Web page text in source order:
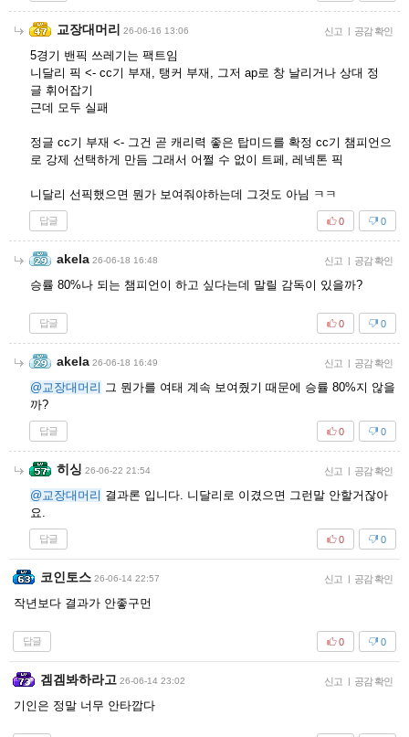
교장대머리 26-06-16 13:06 신고 | 공감 확인
5경기 밴픽 쓰레기는 팩트임
니달리 픽 <- cc기 부재, 탱커 부재, 그저 ap로 창 날리거나 상대 정
글 휘어잡기
근데 모두 실패
정글 cc기 부재 <- 그건 곧 캐리력 좋은 탑미드를 확정 cc기 챔피언으
로 강제 선택하게 만듬 그래서 어쩔 수 없이 트페, 레넥톤 픽
니달리 선픽했으면 뭔가 보여줘야하는데 그것도 아님 ㅋㅋ
답글 0
0
akela 26-06-18 16:48 신고 | 공감 확인
승률 80%나 되는 챔피언이 하고 싶다는데 말릴 감독이 있을까?
답글 0
0
akela 26-06-18 16:49 신고 | 공감 확인
@교장대머리 그 뭔가를 여태 계속 보여줬기 때문에 승률 80%지 않을
까?
답글 0
0
히싱 26-06-22 21:54 신고 | 공감 확인
@교장대머리 결과론 입니다. 니달리로 이겼으면 그런말 안할거잖아
요.
답글 0
0
코인토스 26-06-14 22:57 신고 | 공감 확인
작년보다 결과가 안좋구먼
답글 0
0
겜겜봐하라고 26-06-14 23:02 신고 | 공감 확인
기인은 정말 너무 안타깝다